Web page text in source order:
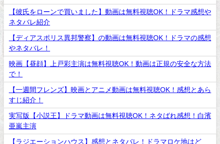
【彼氏をローンで買いました】動画は無料視聴OK！ドラマ感想や
ネタバレ紹介
【ディアスポリス異邦警察】の動画は無料視聴OK！ドラマの感想
やネタバレ！
映画【昼顔】上戸彩主演は無料視聴OK！動画は正規の安全な方法
で！
【一週間フレンズ】映画とアニメ動画は無料視聴OK！感想とあら
すじ紹介！
実写版【小説王】ドラマ動画は無料視聴OK！ネタばれ感想！白濱
亜嵐主演
【ラジエーションハウス】感想とネタバレ！ドラマロケ地はど